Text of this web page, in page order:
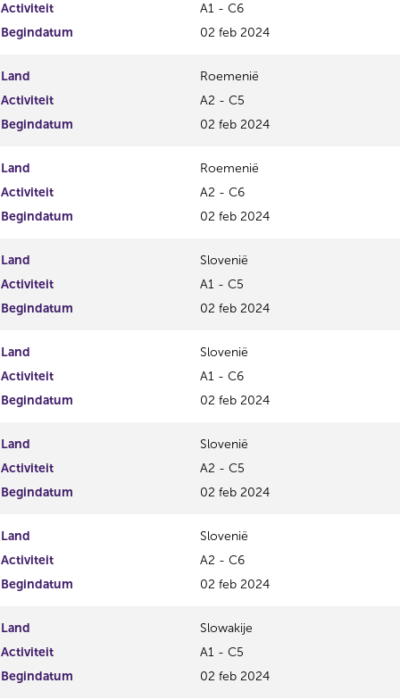
Activiteit
A1 - C6
Begindatum
02 feb 2024
Land
Roemenië
Activiteit
A2 - C5
Begindatum
02 feb 2024
Land
Roemenië
Activiteit
A2 - C6
Begindatum
02 feb 2024
Land
Slovenië
Activiteit
A1 - C5
Begindatum
02 feb 2024
Land
Slovenië
Activiteit
A1 - C6
Begindatum
02 feb 2024
Land
Slovenië
Activiteit
A2 - C5
Begindatum
02 feb 2024
Land
Slovenië
Activiteit
A2 - C6
Begindatum
02 feb 2024
Land
Slowakije
Activiteit
A1 - C5
Begindatum
02 feb 2024